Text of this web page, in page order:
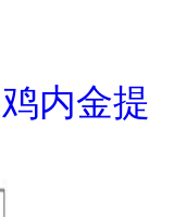
内金提